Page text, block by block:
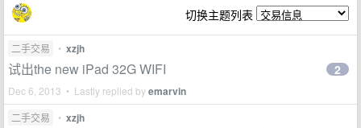
切换主题列表
二手交易 • xzjh
试出the new iPad 32G WIFI
Dec 6, 2013 • Lastly replied byemarvin
2
二手交易 • xzjh